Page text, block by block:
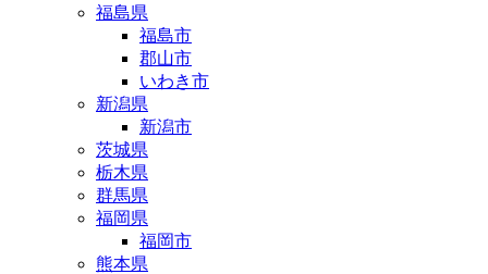
福島県
福島市
郡山市
いわき市
新潟県
新潟市
茨城県
栃木県
群馬県
福岡県
福岡市
熊本県